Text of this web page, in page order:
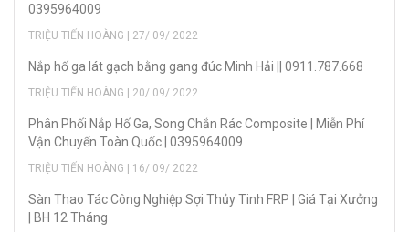
0395964009
TRIỆU TIẾN HOÀNG | 27/ 09/ 2022
Nắp hố ga lát gạch bằng gang đúc Minh Hải || 0911.787.668
TRIỆU TIẾN HOÀNG | 20/ 09/ 2022
Phân Phối Nắp Hố Ga, Song Chắn Rác Composite | Miễn Phí
Vận Chuyển Toàn Quốc | 0395964009
TRIỆU TIẾN HOÀNG | 16/ 09/ 2022
Sàn Thao Tác Công Nghiệp Sợi Thủy Tinh FRP | Giá Tại Xưởng
| BH 12 Tháng